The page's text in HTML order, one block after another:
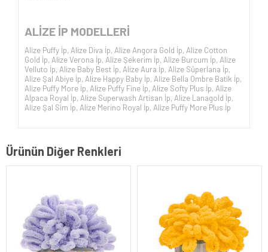
ALİZE İP MODELLERİ
Alize Puffy İp, Alize Diva İp, Alize Angora Gold İp, Alize Cotton
Gold İp, Alize Verona İp, Alize Şekerim İp, Alize Burcum İp, Alize
Velluto İp, Alize Baby Best İp, Alize Aura İp, Alize Süperlana İp,
Alize Şal Abiye İp, Alize Happy Baby İp, Alize Bella Ombre Batik İp,
Alize Puffy More İp, Alize Puffy Fine İp, Alize Softy Plus İp, Alize
Alpaca Royal İp, Alize Superwash Artisan İp, Alize Lanagold İp,
Alize Şal Sim İp, Alize Merino Royal İp, Alize Puffy More Plus İp
Ürünün Diğer Renkleri